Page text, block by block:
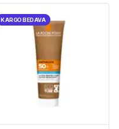
KARGO BEDAVA